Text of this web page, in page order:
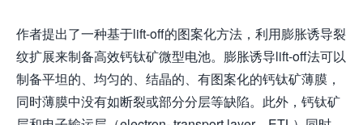
作者提出了一种基于lift-off的图案化方法，利用膨胀诱导裂
纹扩展来制备高效钙钛矿微型电池。膨胀诱导lift-off法可以
制备平坦的、均匀的、结晶的、有图案化的钙钛矿薄膜，
同时薄膜中没有如断裂或部分分层等缺陷。此外，钙钛矿